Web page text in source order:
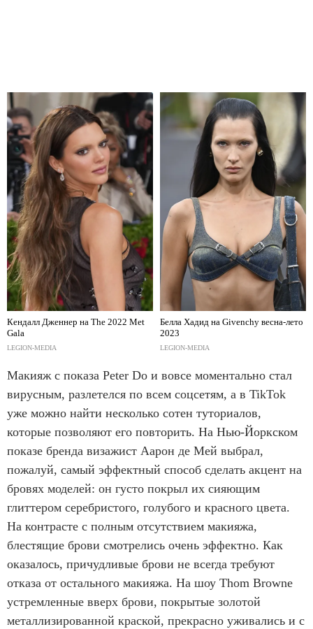
Кендалл Дженнер на The 2022 Met
Gala
LEGION-MEDIA
Белла Хадид на Givenchy весна-лето
2023
LEGION-MEDIA
Макияж с показа Peter Do и вовсе моментально стал
вирусным, разлетелся по всем соцсетям, а в TikTok
уже можно найти несколько сотен туториалов,
которые позволяют его повторить. На Нью-Йоркском
показе бренда визажист Аарон де Мей выбрал,
пожалуй, самый эффектный способ сделать акцент на
бровях моделей: он густо покрыл их сияющим
глиттером серебристого, голубого и красного цвета.
На контрасте с полным отсутствием макияжа,
блестящие брови смотрелись очень эффектно. Как
оказалось, причудливые брови не всегда требуют
отказа от остального макияжа. На шоу Thom Browne
устремленные вверх брови, покрытые золотой
металлизированной краской, прекрасно уживались и с